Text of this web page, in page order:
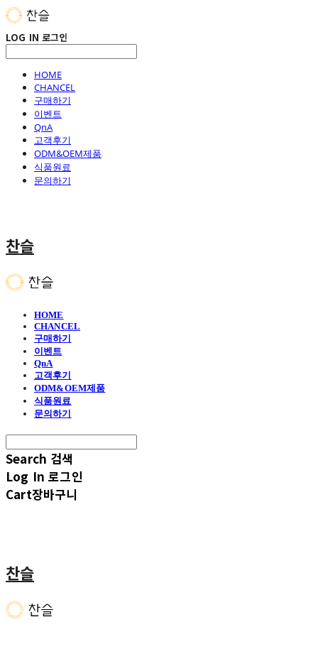
LOG IN 로그인
HOME
CHANCEL
구매하기
이벤트
QnA
고객후기
ODM&OEM제품
식품원료
문의하기
찬슬
HOME
CHANCEL
구매하기
이벤트
QnA
고객후기
ODM&OEM제품
식품원료
문의하기
Search 검색
Log In 로그인
Cart장바구니
찬슬